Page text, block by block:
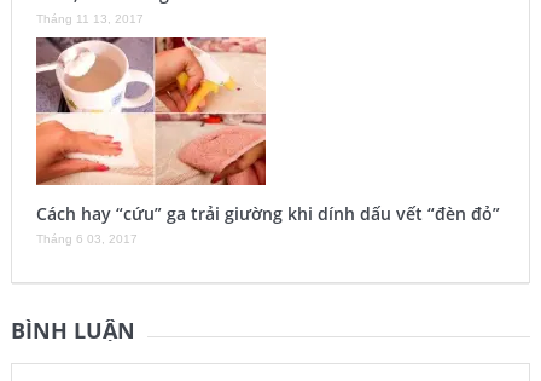
Tháng 11 13, 2017
Cách hay “cứu” ga trải giường khi dính dấu vết “đèn đỏ”
Tháng 6 03, 2017
BÌNH LUẬN